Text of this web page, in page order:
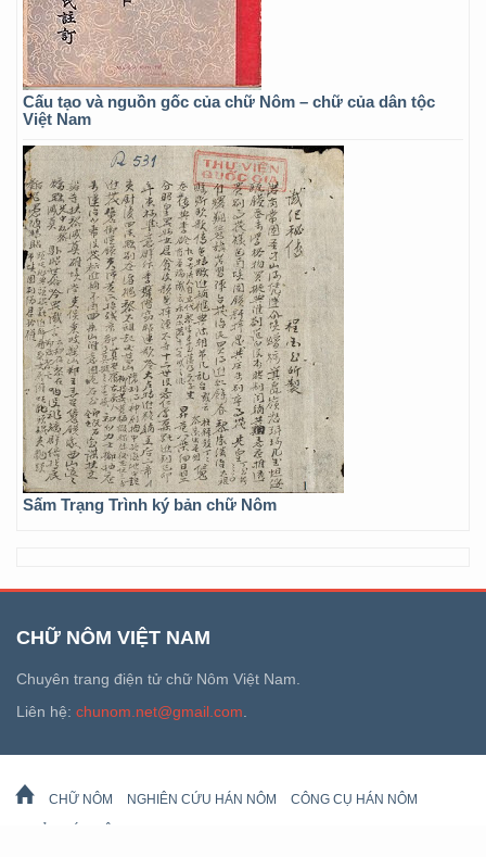
Cấu tạo và nguồn gốc của chữ Nôm – chữ của dân tộc
Việt Nam
Sấm Trạng Trình ký bản chữ Nôm
CHỮ NÔM VIỆT NAM
Chuyên trang điện tử chữ Nôm Việt Nam.
Liên hệ: chunom.net@gmail.com
CHỮ NÔM NGHIÊN CỨU HÁN NÔM CÔNG CỤ HÁN NÔM